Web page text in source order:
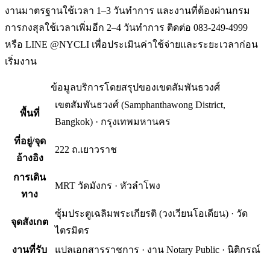
งานมาตรฐานใช้เวลา 1–3 วันทำการ และงานที่ต้องผ่านกรม
การกงสุลใช้เวลาเพิ่มอีก 2–4 วันทำการ ติดต่อ 083-249-4999
หรือ LINE @NYCLI เพื่อประเมินค่าใช้จ่ายและระยะเวลาก่อน
เริ่มงาน
ข้อมูลบริการโดยสรุปของเขตสัมพันธวงศ์
พื้นที่
เขตสัมพันธวงศ์ (Samphanthawong District,
Bangkok) · กรุงเทพมหานคร
ที่อยู่/จุด
อ้างอิง
222 ถ.เยาวราช
การเดิน
ทาง
MRT วัดมังกร · หัวลำโพง
จุดสังเกต
ซุ้มประตูเฉลิมพระเกียรติ (วงเวียนโอเดียน) · วัด
ไตรมิตร
งานที่รับ
แปลเอกสารราชการ · งาน Notary Public · นิติกรณ์